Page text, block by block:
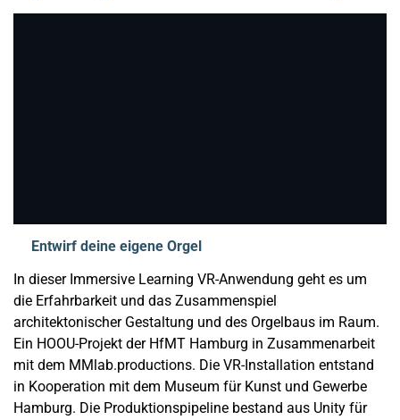
Entwirf deine eigene Orgel
In dieser Immersive Learning VR-Anwendung geht es um
die Erfahrbarkeit und das Zusammenspiel
architektonischer Gestaltung und des Orgelbaus im Raum.
Ein HOOU-Projekt der HfMT Hamburg in Zusammenarbeit
mit dem MMlab.productions. Die VR-Installation entstand
in Kooperation mit dem Museum für Kunst und Gewerbe
Hamburg. Die Produktionspipeline bestand aus Unity für